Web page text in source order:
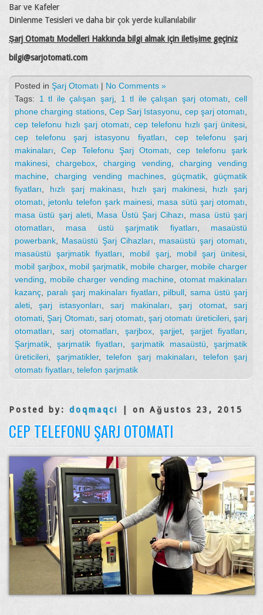
Bar ve Kafeler
Dinlenme Tesisleri ve daha bir çok yerde kullanılabilir
Şarj Otomatı Modelleri Hakkında bilgi almak için iletişime geçiniz
bilgi@sarjotomati.com
Posted in Şarj Otomatı | No Comments »
Tags: 1 tl ile çalışan şarj, 1 tl ile çalışan şarj otomatı ,cell
phone charging stations, Cep Sarj Istasyonu cep şarj otomatı
cep telefonu hızlı şarj otomatı ,cep telefonu hızlı şarj ünitesi
cep telefonu şarj istasyonu fiyatları
cep telefonu şarj
makinaları ,Cep Telefonu Şarj Otomatı ,cep telefonu şark
makinesi ,chargebox ,charging vending
charging vending
machine
charging vending machines güçmatik
güçmatik
fiyatları
hızlı şarj makinası hızlı şarj makinesi, hızlı şarj
otomatı
jetonlu telefon şark mainesi masa sütü şarj otomatı
masa üstü şarj aleti, Masa Üstü Şarj Cihazı
masa üstü şarj
otomatları
masa üstü şarjmatik fiyatları
masaüstü
powerbank
Masaüstü Şarj Cihazları masaüstü şarj otomatı
masaüstü şarjmatik fiyatları
mobil şarj, mobil şarj ünitesi
mobil şarjbox, mobil şarjmatik, mobile charger, mobile charger
vending
mobile charger vending machine
otomat makinaları
kazanç
paralı şarj makinaları fiyatları pilbull ,sama üstü şarj
aleti ,şarj istasyonları ,sarj makinaları ,şarj otomat,sarj
otomati Şarj Otomatı ,sarj otomatı şarj otomatı üreticileri, şarj
otomatları
sarj otomatları şarjbox, şarjjet şarjjet fiyatları
Şarjmatik ,şarjmatik fiyatları şarjmatik masaüstü ,şarjmatik
üreticileri
şarjmatikler, telefon şarj makinaları
telefon şarj
otomatı fiyatları telefon şarjmatik
Posted by: doqmaqci | on Ağustos 23, 2015
CEP TELEFONU ŞARJ OTOMATI